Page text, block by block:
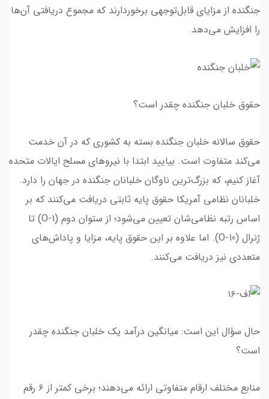
جنگنده از مزایای قابل‌توجهی برخوردارند که مجموع دریافتی آن‌ها
را افزایش می‌دهد.
حقوق خلبان جنگنده چقدر است؟
حقوق سالانه خلبان جنگنده بسته به کشوری که در آن خدمت
می‌کند متفاوت است. بیایید ابتدا با نیروهای مسلح ایالات متحده
آغاز کنیم، که بزرگ‌ترین ناوگان خلبانان جنگنده در جهان را دارد.
خلبانان نظامی آمریکا حقوق پایه ثابتی دریافت می‌کنند که بر
اساس رتبه نظامی‌شان تعیین می‌شود؛ از ستوان دوم (O-1) تا
ژنرال (O-10). اما علاوه بر این حقوق پایه، مزایا و پاداش‌های
متعددی نیز دریافت می‌کنند.
حال سؤال این است: میانگین درآمد یک خلبان جنگنده چقدر
است؟
منابع مختلف ارقام متفاوتی ارائه می‌دهند؛ برخی کمتر از ۶ رقم